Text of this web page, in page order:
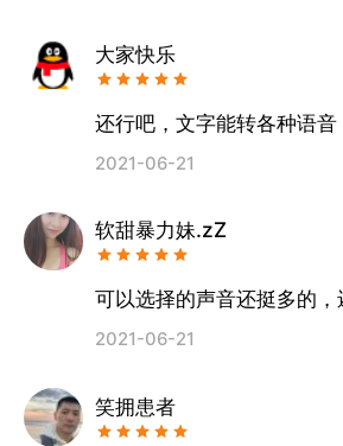
大家快乐
还行吧，文字能转各种语音
2021-06-21
软甜暴力妹.zZ
可以选择的声音还挺多的，
2021-06-21
笑拥患者